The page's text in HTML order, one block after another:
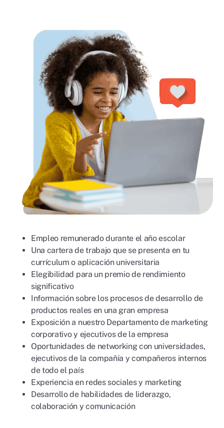
Empleo remunerado durante el año escolar
Una cartera de trabajo que se presenta en tu
currículum o aplicación universitaria
Elegibilidad para un premio de rendimiento
significativo
Información sobre los procesos de desarrollo de
productos reales en una gran empresa
Exposición a nuestro Departamento de marketing
corporativo y ejecutivos de la empresa
Oportunidades de networking con universidades,
ejecutivos de la compañía y compañeros internos
de todo el país
Experiencia en redes sociales y marketing
Desarrollo de habilidades de liderazgo,
colaboración y comunicación